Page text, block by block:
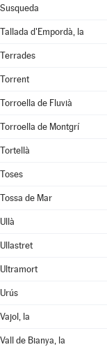
Susqueda
Tallada d'Empordà, la
Terrades
Torrent
Torroella de Fluvià
Torroella de Montgrí
Tortellà
Toses
Tossa de Mar
Ullà
Ullastret
Ultramort
Urús
Vajol, la
Vall de Bianya, la